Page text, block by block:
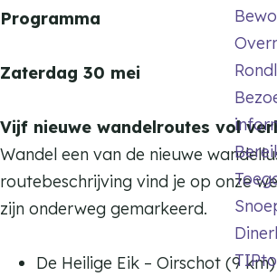
t
e
s
D
s
o
u
t
e
D
Programma
Zaterdag 30 mei
Vijf nieuwe wandelroutes vol
Wandel een van de nieuwe
routebeschrijving vind je op onze
zijn onderweg gemarkeerd.
De Heilige Eik – Oirschot (9 km)